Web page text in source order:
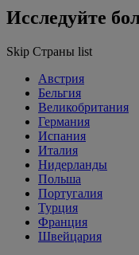
Исследуйте
Skip Страны list
Австрия
Бельгия
Великобритания
Германия
Испания
Италия
Нидерланды
Польша
Португалия
Турция
Франция
Швейцария